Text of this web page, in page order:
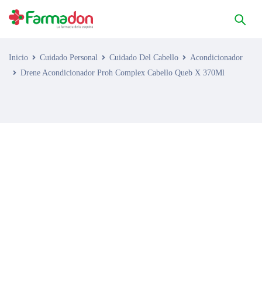
Inicio Cuidado Personal Cuidado Del Cabello
Acondicionador
Drene Acondicionador Proh Complex Cabello Queb X 370Ml